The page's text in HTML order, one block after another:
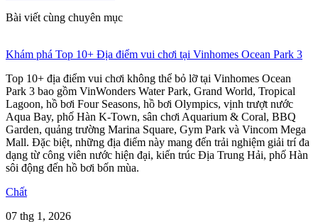
Bài viết cùng chuyên mục
Khám phá Top 10+ Địa điểm vui chơi tại Vinhomes Ocean Park 3
Top 10+ địa điểm vui chơi không thể bỏ lỡ tại Vinhomes Ocean
Park 3 bao gồm VinWonders Water Park, Grand World, Tropical
Lagoon, hồ bơi Four Seasons, hồ bơi Olympics, vịnh trượt nước
Aqua Bay, phố Hàn K-Town, sân chơi Aquarium & Coral, BBQ
Garden, quảng trường Marina Square, Gym Park và Vincom Mega
Mall. Đặc biệt, những địa điểm này mang đến trải nghiệm giải trí đa
dạng từ công viên nước hiện đại, kiến trúc Địa Trung Hải, phố Hàn
sôi động đến hồ bơi bốn mùa.
Chất
07 thg 1, 2026